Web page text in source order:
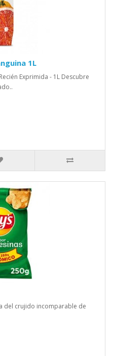
1L
Exprimida - 1L Descubre
del crujido incomparable de